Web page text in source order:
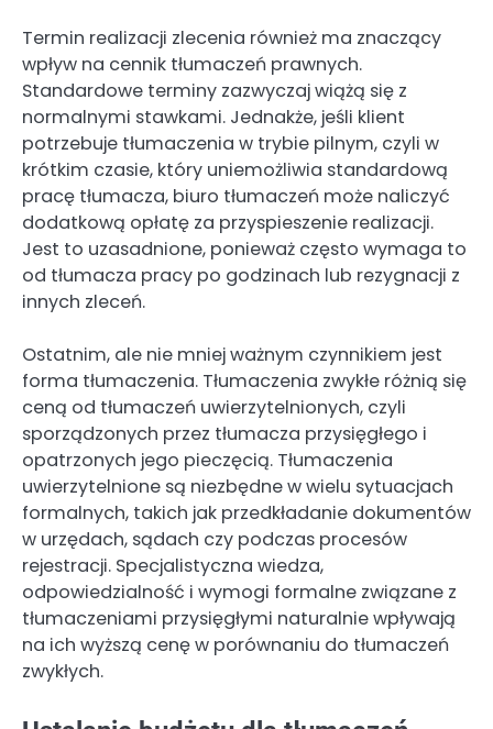
Termin realizacji zlecenia również ma znaczący
wpływ na cennik tłumaczeń prawnych.
Standardowe terminy zazwyczaj wiążą się z
normalnymi stawkami. Jednakże, jeśli klient
potrzebuje tłumaczenia w trybie pilnym, czyli w
krótkim czasie, który uniemożliwia standardową
pracę tłumacza, biuro tłumaczeń może naliczyć
dodatkową opłatę za przyspieszenie realizacji.
Jest to uzasadnione, ponieważ często wymaga to
od tłumacza pracy po godzinach lub rezygnacji z
innych zleceń.
Ostatnim, ale nie mniej ważnym czynnikiem jest
forma tłumaczenia. Tłumaczenia zwykłe różnią się
ceną od tłumaczeń uwierzytelnionych, czyli
sporządzonych przez tłumacza przysięgłego i
opatrzonych jego pieczęcią. Tłumaczenia
uwierzytelnione są niezbędne w wielu sytuacjach
formalnych, takich jak przedkładanie dokumentów
w urzędach, sądach czy podczas procesów
rejestracji. Specjalistyczna wiedza,
odpowiedzialność i wymogi formalne związane z
tłumaczeniami przysięgłymi naturalnie wpływają
na ich wyższą cenę w porównaniu do tłumaczeń
zwykłych.